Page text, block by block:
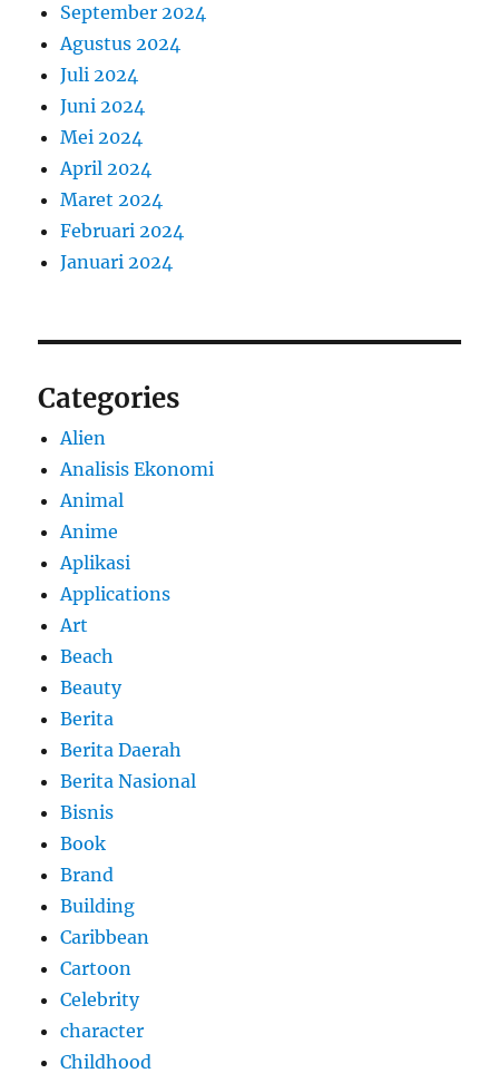
September 2024
Agustus 2024
Juli 2024
Juni 2024
Mei 2024
April 2024
Maret 2024
Februari 2024
Januari 2024
Categories
Alien
Analisis Ekonomi
Animal
Anime
Aplikasi
Applications
Art
Beach
Beauty
Berita
Berita Daerah
Berita Nasional
Bisnis
Book
Brand
Building
Caribbean
Cartoon
Celebrity
character
Childhood